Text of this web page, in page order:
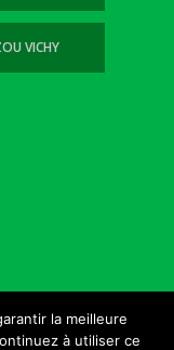
VICHY
Kizou
la meilleure
à utiliser ce